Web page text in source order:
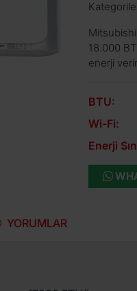
18.000
enerji
BTU:
Wi-Fi:
Enerji
YORUMLAR